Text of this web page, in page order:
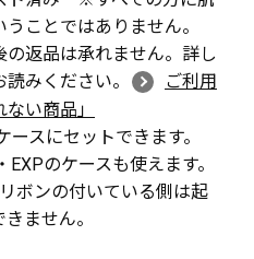
ことではありません。
返品は承れません。詳し
みください。
ご利用
い商品」
スにセットできます。
のケースも使えます。
ボンの付いている側は起
ません。